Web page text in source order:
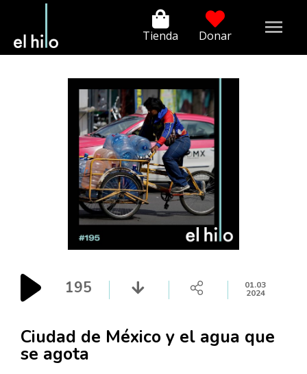
Tienda Donar
Ciudad de México y el agua que
se agota
195 01.03
2024